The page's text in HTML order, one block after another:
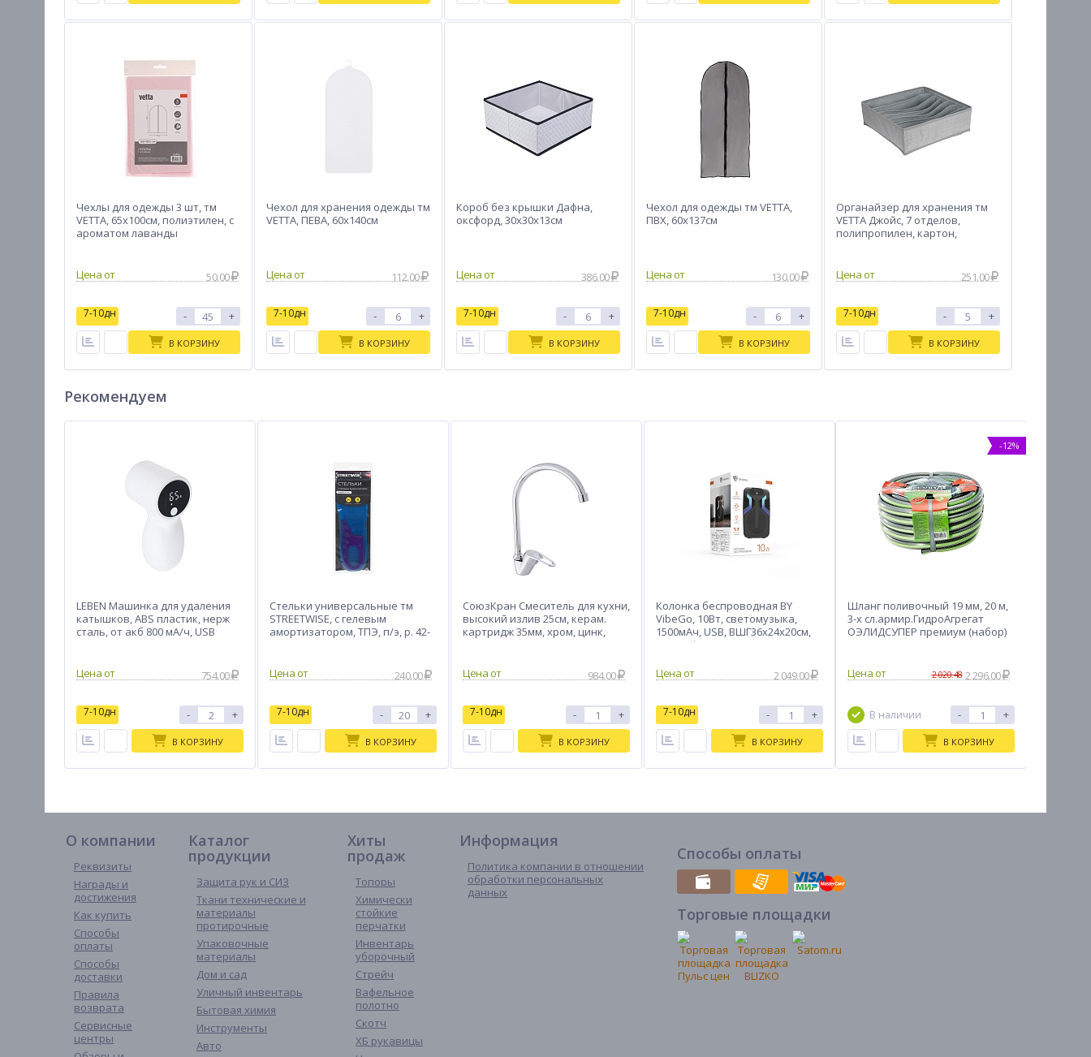
Чехлы для одежды 3 шт, тм
VETTA, 65х100см, полиэтилен, с
ароматом лаванды
Цена от 50.00
7-10дн - +
В КОРЗИНУ
Чехол для хранения одежды тм
VETTA, ПЕВА, 60x140см
Цена от 112.00
7-10дн - +
В КОРЗИНУ
Короб без крышки Дафна,
оксфорд, 30x30x13см
Цена от 386.00
7-10дн - +
В КОРЗИНУ
Чехол для одежды тм VETTA,
ПВХ, 60х137см
Цена от 130.00
7-10дн - +
В КОРЗИНУ
Органайзер для хранения тм
VETTA Джойс, 7 отделов,
полипропилен, картон,
Цена от
251.00
7-10дн - +
В КОРЗИНУ
Рекомендуем
LEBEN Машинка для удаления
катышков, ABS пластик, нерж
сталь, от акб 800 мА/ч, USB
754.00
7-10дн - +
В КОРЗИНУ
Стельки универсальные тм
STREETWISE, с гелевым
амортизатором, ТПЭ, п/э, р. 42-
240.00
7-10дн - +
В КОРЗИНУ
СоюзКран Смеситель для кухни,
высокий излив 25см, керам.
картридж 35мм, хром, цинк,
984.00
7-10дн - +
В КОРЗИНУ
Колонка беспроводная BY
VibeGo, 10Вт, светомузыка,
1500мАч, USB, ВШГ36x24x20см,
чёрный
2 049.00
7-10дн - +
В КОРЗИНУ
-12%
Шланг поливочный 19 мм, 20 м,
3-х сл.армир.ГидроАгрегат
ОЭЛИДСУПЕР премиум (набор)
2 020.48 2 296.00
В наличии - +
В КОРЗИНУ
О компании
Реквизиты
Награды и
достижения
Как купить
Способы
оплаты
Способы
доставки
Правила
возврата
Сервисные
центры
Каталог
продукции
Защита рук и СИЗ
Ткани технические и
материалы
протирочные
Упаковочные
материалы
Дом и сад
Уличный инвентарь
Бытовая химия
Инструменты
Авто
Хиты
продаж
Топоры
Химически
стойкие
перчатки
Инвентарь
уборочный
Стрейч
Вафельное
полотно
Скотч
ХБ рукавицы
Информация
Политика компании в отношении
обработки персональных
данных
Способы оплаты
Торговые площадки